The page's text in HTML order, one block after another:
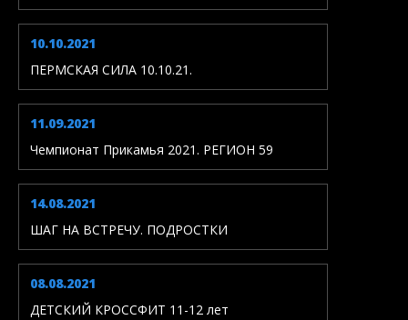
10.10.2021
ПЕРМСКАЯ СИЛА 10.10.21.
11.09.2021
Чемпионат Прикамья 2021. РЕГИОН 59
14.08.2021
ШАГ НА ВСТРЕЧУ. ПОДРОСТКИ
08.08.2021
ДЕТСКИЙ КРОССФИТ 11-12 лет